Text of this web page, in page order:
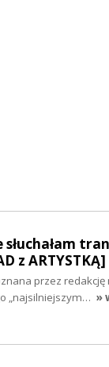
z ARTYSTKĄ]
przez
„najsilniejszym… »